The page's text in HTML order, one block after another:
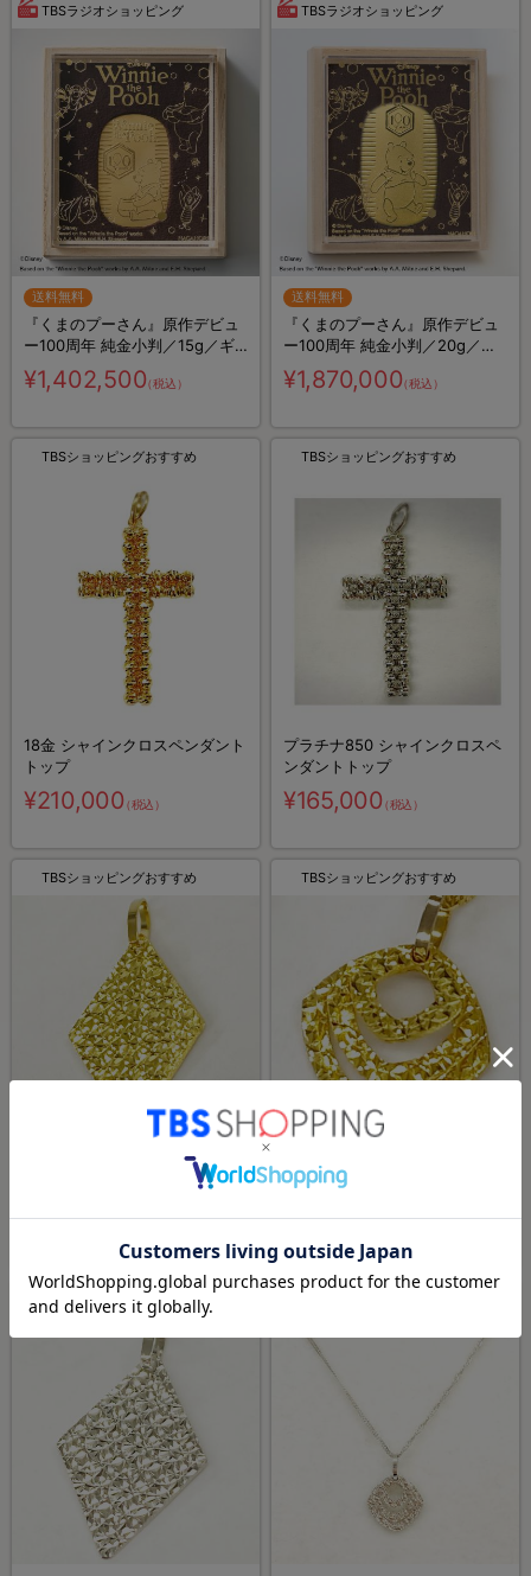
TBSラジオショッピング
送料無料
『くまのプーさん』原作デビュ
ー100周年 純金小判／15g／ギ
ャランティカード付き
¥1,402,500（税込）
TBSラジオショッピング
送料無料
『くまのプーさん』原作デビュ
ー100周年 純金小判／20g／ギ
ャランティカード付き
¥1,870,000（税込）
TBSショッピングおすすめ
18金 シャインクロスペンダント
トップ
¥210,000（税込）
TBSショッピングおすすめ
プラチナ850 シャインクロスペ
ンダントトップ
¥165,000（税込）
TBSショッピングおすすめ
純金ダイヤモチーフペンダント
¥82,000
TBSショッピングおすすめ
純金3連モチーフペンダントト
ップ
¥72,000
TBSショッピングおすすめ TBSショッピングおすすめ